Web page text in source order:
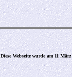
Diese Webseite wurde am 11